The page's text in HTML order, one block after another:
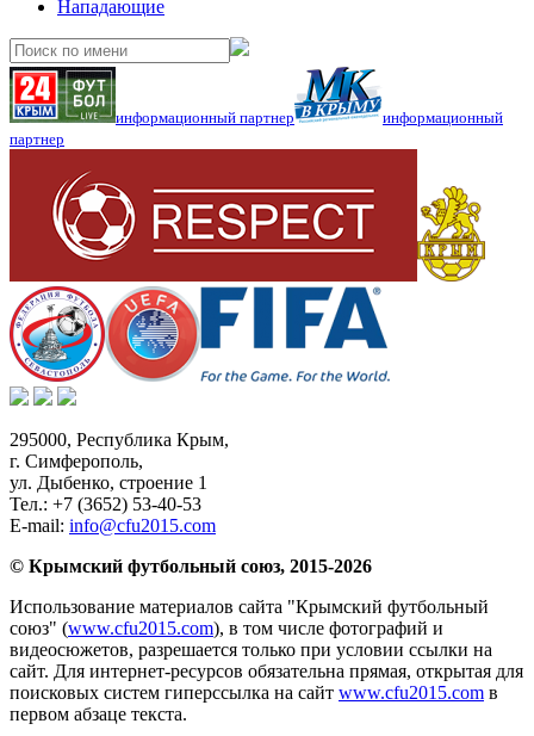
Нападающие
информационный партнер
информационный
партнер
295000, Республика Крым,
г. Симферополь,
ул. Дыбенко, строение 1
Тел.: +7 (3652) 53-40-53
E-mail: info@cfu2015.com
© Крымский футбольный союз, 2015-2026
Использование материалов сайта "Крымский футбольный
союз" (www.cfu2015.com), в том числе фотографий и
видеосюжетов, разрешается только при условии ссылки на
сайт. Для интернет-ресурсов обязательна прямая, открытая для
поисковых систем гиперссылка на сайт www.cfu2015.com в
первом абзаце текста.